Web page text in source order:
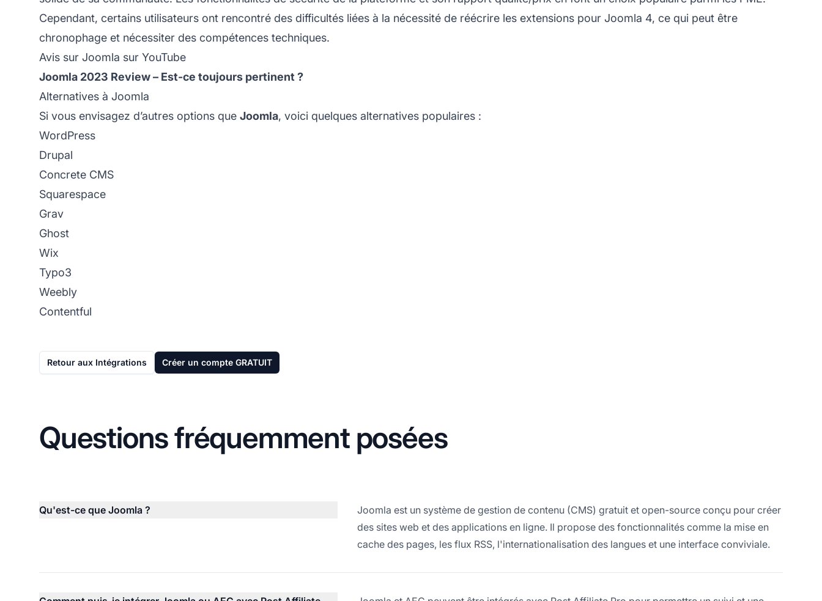
Cependant, certains utilisateurs ont rencontré des difficultés liées à la nécessité de réécrire les extensions pour Joomla 4, ce qui peut être
chronophage et nécessiter des compétences techniques.
Avis sur Joomla sur YouTube
Joomla 2023 Review – Est-ce toujours pertinent ?
Alternatives à Joomla
Si vous envisagez d’autres options que Joomla, voici quelques alternatives populaires :
WordPress
Drupal
Concrete CMS
Squarespace
Grav
Ghost
Wix
Typo3
Weebly
Contentful
Retour aux Intégrations Créer un compte GRATUIT
Questions fréquemment posées
Qu'est-ce que Joomla ?
Joomla est un système de gestion de contenu (CMS) gratuit et open-source conçu pour créer
des sites web et des applications en ligne. Il propose des fonctionnalités comme la mise en
cache des pages, les flux RSS, l'internationalisation des langues et une interface conviviale.